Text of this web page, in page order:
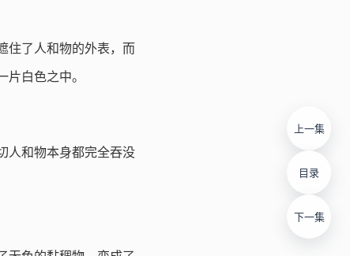
上一集
目录
下一集
住了人和物的外表，而
白色之中。
人和物本身都完全吞没